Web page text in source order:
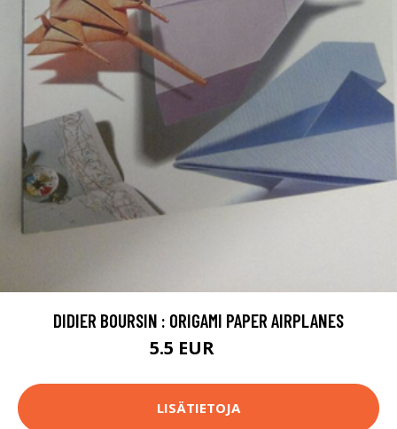
DIDIER BOURSIN : ORIGAMI PAPER AIRPLANES
5.5 EUR
LISÄTIETOJA